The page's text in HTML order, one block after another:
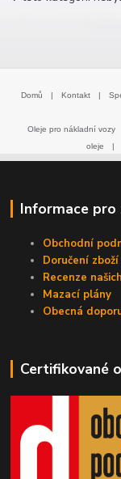
Domů | Kontakt |
Oleje pro nákladní vozy
oleje
|
Informace pro
Obchodní
Doručení zboží
Recenze
Mazací plány
Obecná
Certifikované